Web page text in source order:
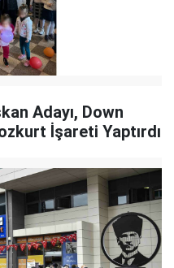
Down
İşareti Yaptırdı